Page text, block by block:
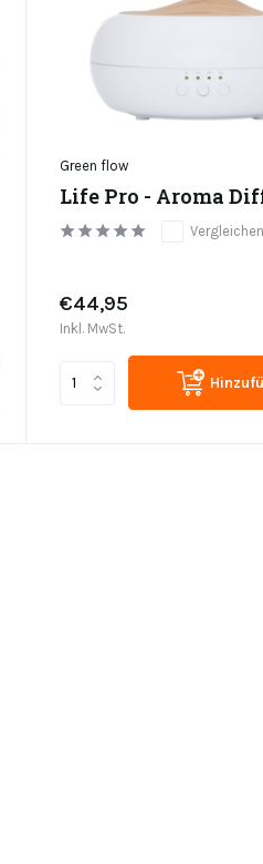
Green flow
Life Pro - Aroma
Vergleichen
€44,95
Inkl. MwSt.